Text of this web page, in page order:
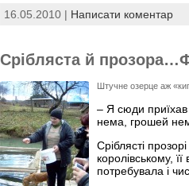
16.05.2010 | Написати коментар
Срібляста й
Штучне озерце аж
– Я сюди приїхав
нема, грошей
Сріблясті
королівському,
потребувала і